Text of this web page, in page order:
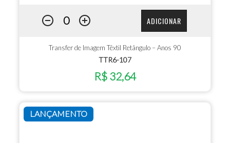
ADICIONAR
Transfer de Imagem Têxtil Retângulo – Anos 90
TTR6-107
R$ 32,64
LANÇAMENTO